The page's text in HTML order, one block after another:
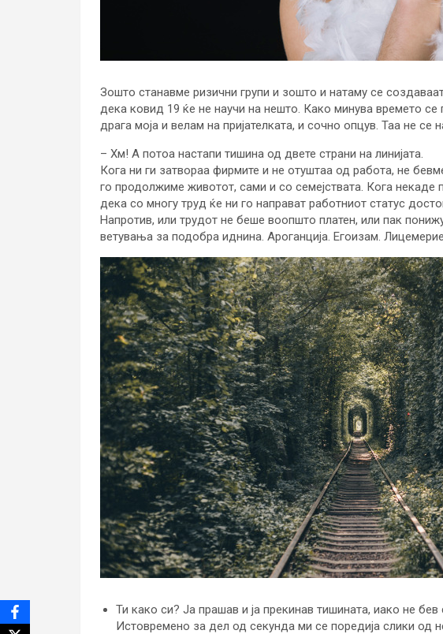
Зошто станавме ризични групи и зошто и натаму се
дека ковид 19 ќе не научи на нешто. Како минува времето
драга моја и велам на пријателката, и сочно опцув. Таа не се
– Хм! А потоа настапи тишина од двете страни на линијата.
Кога ни ги затвораа фирмите и не отуштаа од работа, не
го продолжиме животот, сами и со семејствата. Кога некаде
дека со многу труд ќе ни го направат работниот статус
Напротив, или трудот не беше воопшто платен, или пак
ветувања за подобра иднина. Ароганција. Егоизам.
Ти како си? Ја прашав и ја прекинав тишината, иако не
Истовремено за дел од секунда ми се поредија слики од